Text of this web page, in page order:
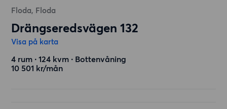
Floda, Floda
Drängseredsvägen 132
Visa på karta
4 rum ∙ 124 kvm ∙ Bottenvåning
10 501 kr/mån